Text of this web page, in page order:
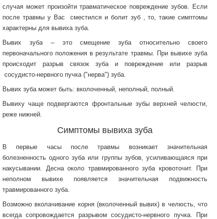
случая может произойти травматическое повреждение зубов. Если
после травмы у Вас сместился и болит зуб , то, такие симптомы
характерны для вывиха зуба.
Вывих зуба – это смещение зуба относительно своего
первоначального положения в результате травмы. При вывихе зуба
происходит разрыв связок зуба и повреждение или разрыв
сосудисто-нервного пучка ("нерва") зуба.
Вывих зуба может быть: вколоченный, неполный, полный.
Вывиху чаще подвергаются фронтальные зубы верхней челюсти,
реже нижней.
Симптомы вывиха зуба
В первые часы после травмы возникает значительная
болезненность одного зуба или группы зубов, усиливающаяся при
накусывании. Десна около травмированного зуба кровоточит. При
неполном вывихе появляется значительная подвижность
травмированного зуба.
Возможно вколачивание корня (вколоченный вывих) в челюсть, что
всегда сопровождается разрывом сосудисто-нервного пучка. При